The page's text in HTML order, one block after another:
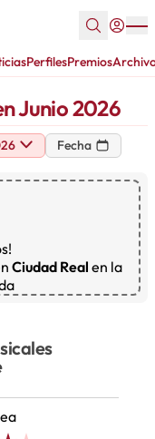
PerfilesPremios
Junio 2026
Fecha
Ciudad Real en la